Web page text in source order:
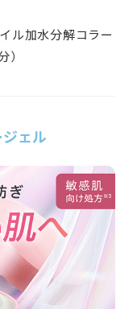
ル加水分解コラー
ェル